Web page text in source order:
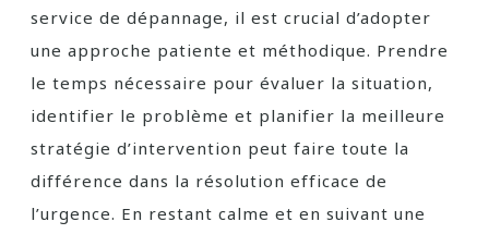
service de dépannage, il est crucial d’adopter
une approche patiente et méthodique. Prendre
le temps nécessaire pour évaluer la situation,
identifier le problème et planifier la meilleure
stratégie d’intervention peut faire toute la
différence dans la résolution efficace de
l’urgence. En restant calme et en suivant une